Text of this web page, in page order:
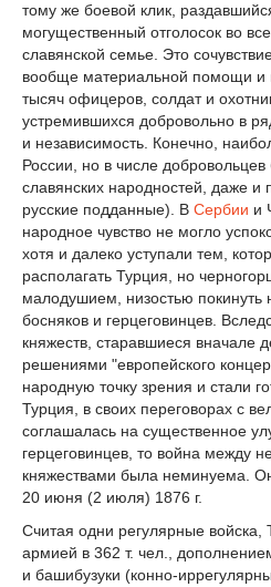
тому же боевой клик,
могущественный отголосок во
славянской семье. Это
вообще материальной помощи и
тысяч офицеров, солдат и
устремившихся добровольно в
и независимость. Конечно,
России, но в числе
славянских народностей, даже
русские подданные). В Сербии и
народное чувство не могло
хотя и далеко уступали тем,
располагать Турция, но
малодушием, низостью покинуть
босняков и герцеговинцев.
княжеств, старавшиеся вначале
решениями "европейского
народную точку зрения и стали
Турция, в своих переговорах с
соглашалась на существенное
герцеговинцев, то война между
княжествами была неминуема.
20 июня (2 июля) 1876 г.
Считая одни регулярные войска,
армией в 362 т. чел.,
и башибузуки (конно-